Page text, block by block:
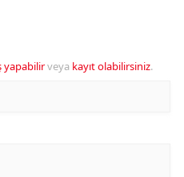
yapabilirveya kayıt olabilirsiniz.